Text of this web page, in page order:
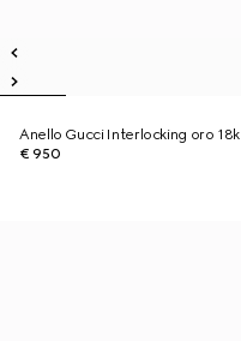
Anello Gucci Interlocking oro 18k
€ 950